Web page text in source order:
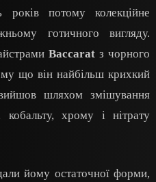
років потому колекційне
готичного вигляду.
Baccarat з чорного
що він найбільш крихкий
шляхом змішування
хрому і нітрату
йому остаточної форми,